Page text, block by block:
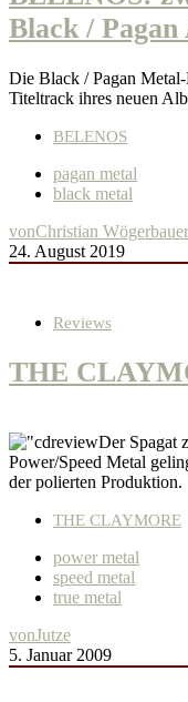
Black /
Die Black / Pagan
Titeltrack ihres neuen
BELENOS
pagan metal
black metal
vonChristian Wögerbauer
24. August 2019
Reviews
THE
Der Spagat
Power/Speed Metal
der polierten Produktion.
THE CLAYMORE
power metal
speed metal
true metal
vonJutze
5. Januar 2009